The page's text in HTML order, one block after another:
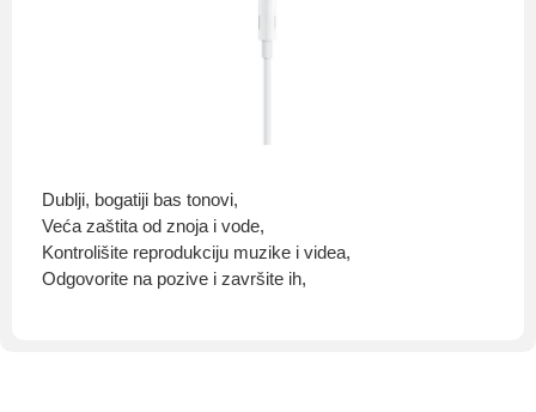
Dublji, bogatiji bas tonovi,
Veća zaštita od znoja i vode,
Kontrolišite reprodukciju muzike i videa,
Odgovorite na pozive i završite ih,